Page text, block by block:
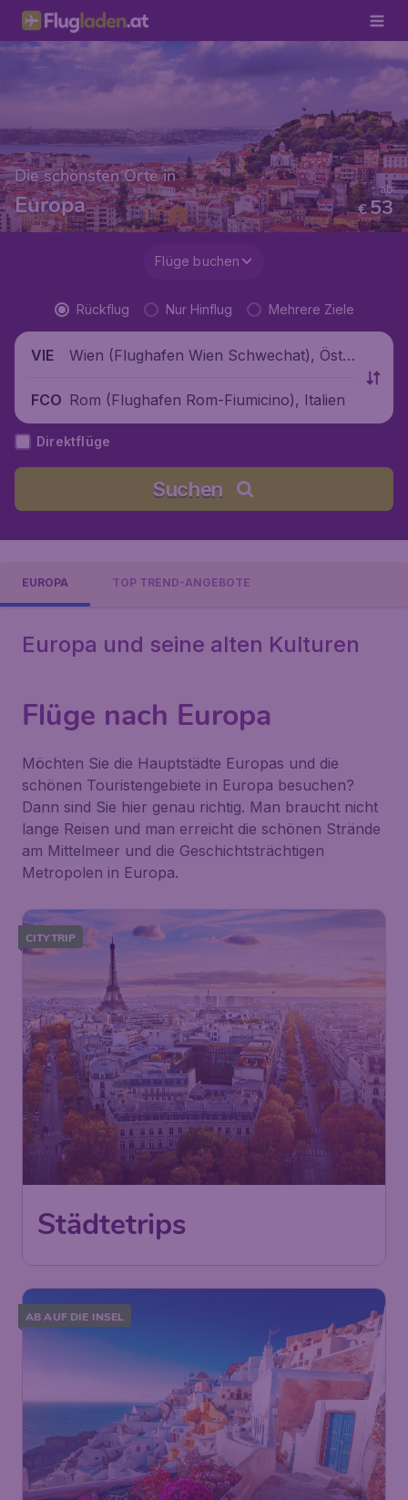
Die schönsten Orte in
Europa €53
ab
Flüge buchen
Rückflug Nur Hinflug Mehrere Ziele
VIE
Wien (Flughafen Wien Schwechat), Öste
FCO Rom (Flughafen Rom-Fiumicino), Italien
Direktflüge
Suchen
EUROPA TOP TREND-ANGEBOTE
Europa und seine alten Kulturen
Flüge nach Europa
Möchten Sie die Hauptstädte Europas und die
schönen Touristengebiete in Europa besuchen?
Dann sind Sie hier genau richtig. Man braucht nicht
lange Reisen und man erreicht die schönen Strände
am Mittelmeer und die Geschichtsträchtigen
Metropolen in Europa.
CITYTRIP
Städtetrips
AB AUF DIE INSEL